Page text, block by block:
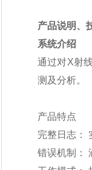
产品说明、
系统介绍
通过对X射
测及分析。
产品特点
完整日志：
错误机制：